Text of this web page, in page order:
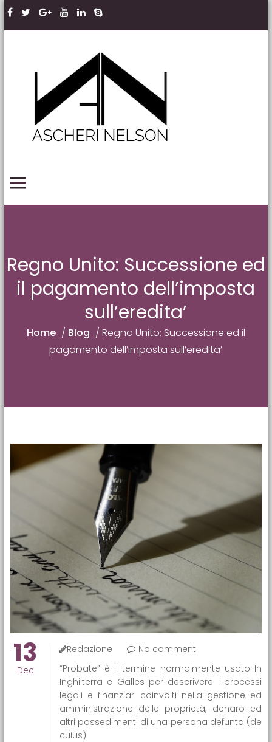
Skip to content
Regno Unito: Successione ed
il pagamento dell’imposta
sull’eredita’
Home / Blog / Regno Unito: Successione ed il
pagamento dell’imposta sull’eredita’
13
Dec
Redazione
No comment
“Probate” è il termine normalmente usato In
Inghilterra e Galles per descrivere i processi
legali e finanziari coinvolti nella gestione ed
amministrazione delle proprietà, denaro ed
altri possedimenti di una persona defunta (de
cuius).